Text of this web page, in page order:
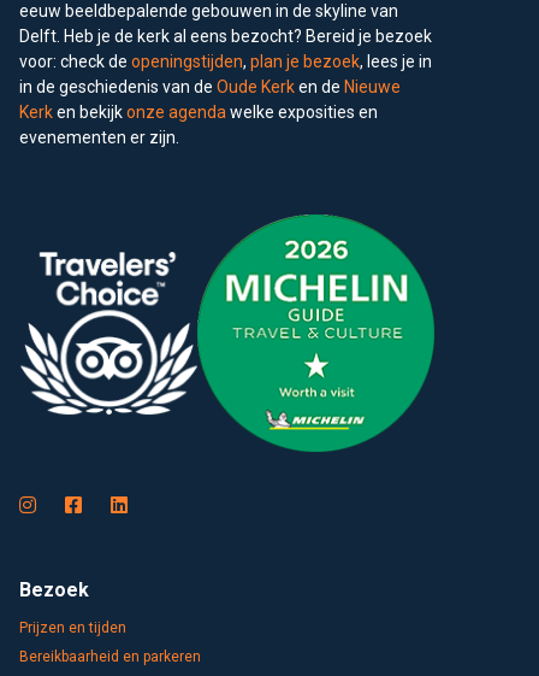
eeuw beeldbepalende gebouwen in de skyline van
Delft. Heb je de kerk al eens bezocht? Bereid je bezoek
voor: check de openingstijden, plan je bezoek, lees je in
in de geschiedenis van de Oude Kerken de Nieuwe
Kerken bekijkonze agenda welke exposities en
evenementen er zijn.
Bezoek
Prijzen en tijden
Bereikbaarheid en parkeren